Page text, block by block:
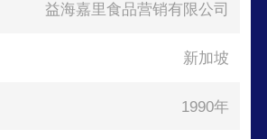
益海嘉里食品营销有限公司
新加坡
1990年